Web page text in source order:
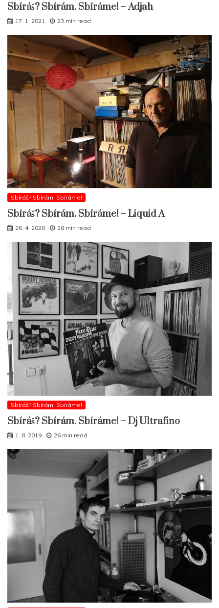
Sbíráš? Sbírám. Sbíráme! – Adjah
17. 1. 2021 23 min read
Sbíráš? Sbírám. Sbíráme!
Sbíráš? Sbírám. Sbíráme! – Liquid A
26. 4. 2020 28 min read
Sbíráš? Sbírám. Sbíráme!
Sbíráš? Sbírám. Sbíráme! – Dj Ultrafino
1. 8. 2019 26 min read